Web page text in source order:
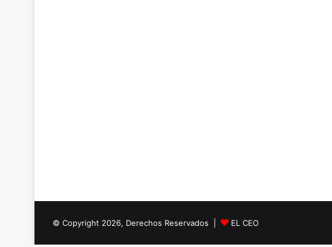
© Copyright 2026, Derechos Reservados | EL CEO